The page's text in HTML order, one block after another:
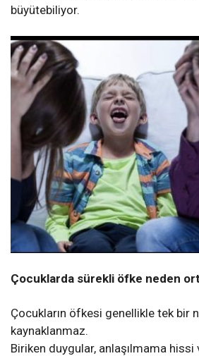
büyütebiliyor.
Çocuklarda sürekli öfke neden
Çocukların öfkesi genellikle tek bir
kaynaklanmaz.
Biriken duygular, anlaşılmama hissi